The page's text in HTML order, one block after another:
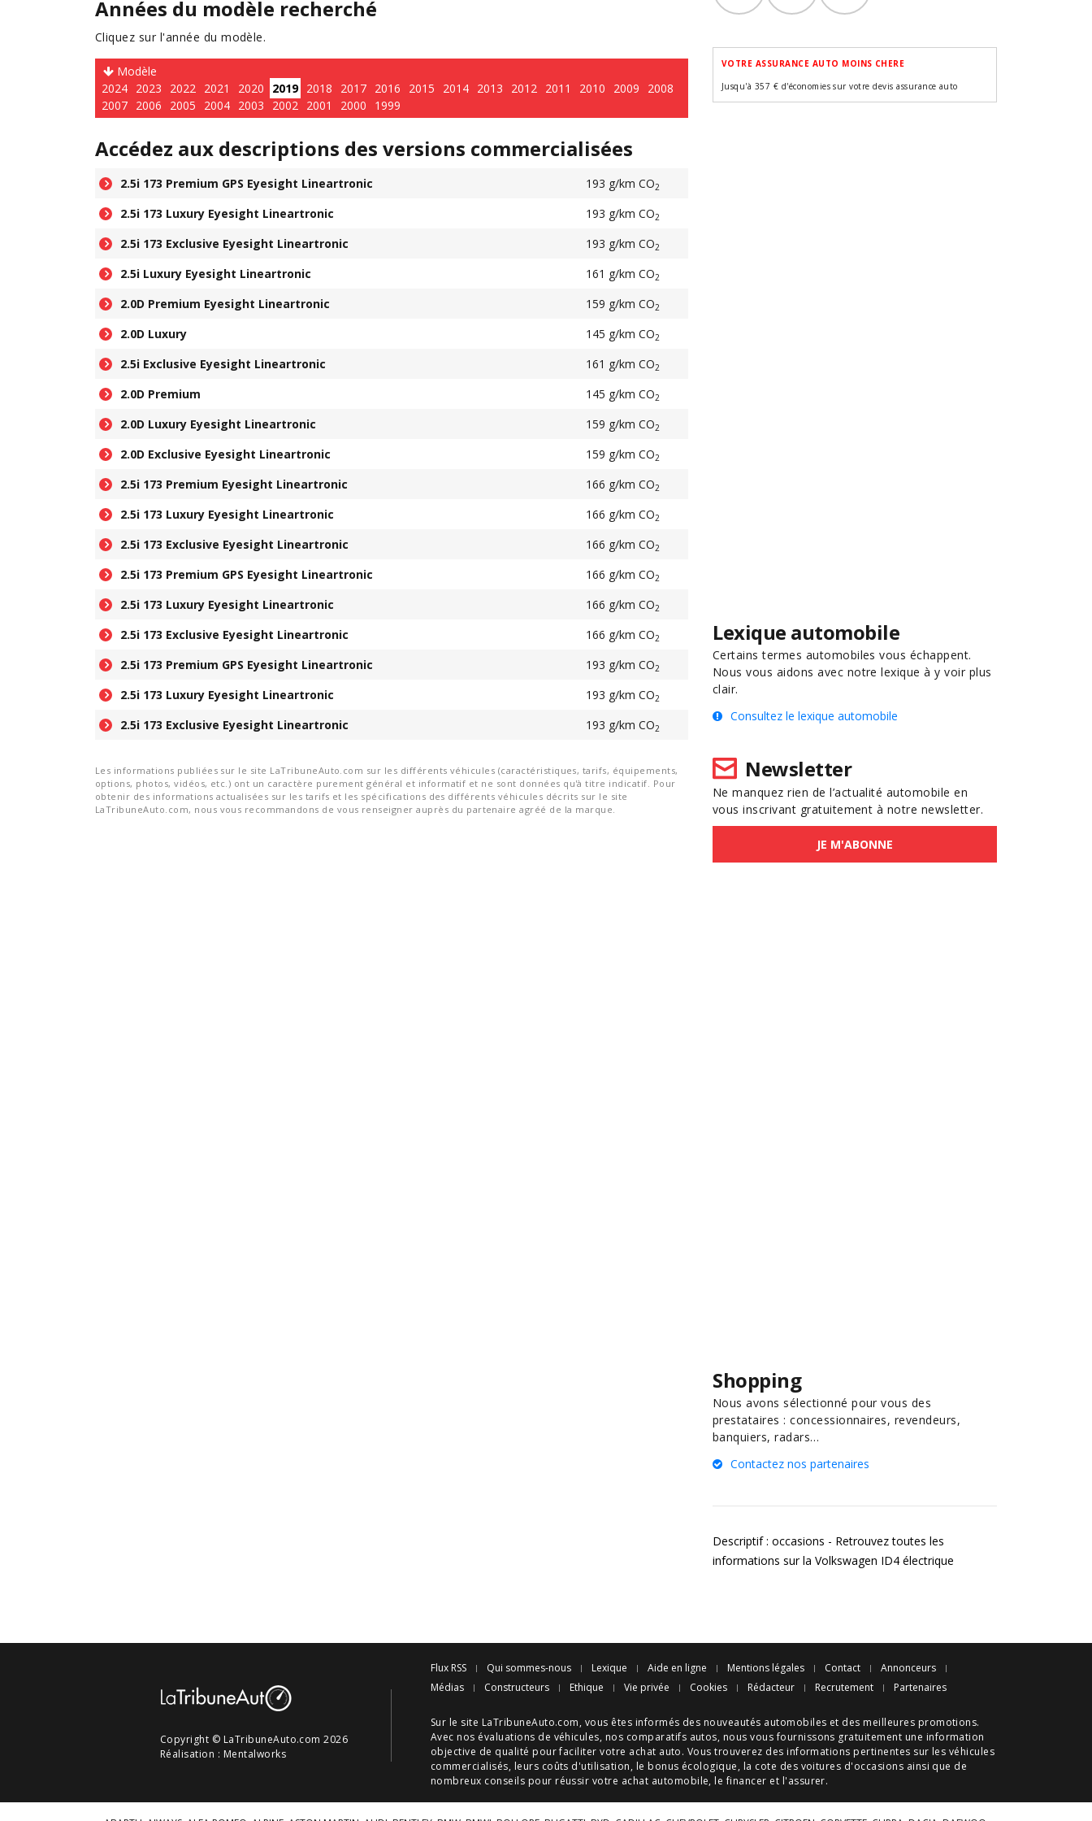
Années du modèle recherché
Cliquez sur l'année du modèle.
Modèle
2024 2023 2022 2021 2020 2019 2018 2017 2016 2015 2014 2013 2012 2011 2010 2009
2008
2007 2006 2005 2004 2003 2002 2001 2000 1999
Accédez aux descriptions des versions commercialisées
2.5i 173 Premium GPS Eyesight Lineartronic 193 g/km CO2
2.5i 173 Luxury Eyesight Lineartronic 193 g/km CO2
2.5i 173 Exclusive Eyesight Lineartronic 193 g/km CO2
2.5i Luxury Eyesight Lineartronic 161 g/km CO2
2.0D Premium Eyesight Lineartronic 159 g/km CO2
2.0D Luxury 145 g/km CO2
2.5i Exclusive Eyesight Lineartronic 161 g/km CO2
2.0D Premium 145 g/km CO2
2.0D Luxury Eyesight Lineartronic 159 g/km CO2
2.0D Exclusive Eyesight Lineartronic 159 g/km CO2
2.5i 173 Premium Eyesight Lineartronic 166 g/km CO2
2.5i 173 Luxury Eyesight Lineartronic 166 g/km CO2
2.5i 173 Exclusive Eyesight Lineartronic 166 g/km CO2
2.5i 173 Premium GPS Eyesight Lineartronic 166 g/km CO2
2.5i 173 Luxury Eyesight Lineartronic 166 g/km CO2
2.5i 173 Exclusive Eyesight Lineartronic 166 g/km CO2
2.5i 173 Premium GPS Eyesight Lineartronic 193 g/km CO2
2.5i 173 Luxury Eyesight Lineartronic 193 g/km CO2
2.5i 173 Exclusive Eyesight Lineartronic 193 g/km CO2
Les informations publiées sur le site LaTribuneAuto.com sur les différents véhicules (caractéristiques, tarifs, équipements,
options, photos, vidéos, etc.) ont un caractère purement général et informatif et ne sont données qu'à titre indicatif. Pour
obtenir des informations actualisées sur les tarifs et les spécifications des différents véhicules décrits sur le site
LaTribuneAuto.com, nous vous recommandons de vous renseigner auprès du partenaire agréé de la marque.
VOTRE ASSURANCE AUTO MOINS CHERE
Jusqu'à 357 € d'économies sur votre devis assurance auto
Lexique automobile
Certains termes automobiles vous échappent.
Nous vous aidons avec notre lexique à y voir plus
clair.
Consultez le lexique automobile
Newsletter
Ne manquez rien de l’actualité automobile en
vous inscrivant gratuitement à notre newsletter.
JE M'ABONNE
Shopping
Nous avons sélectionné pour vous des
prestataires : concessionnaires, revendeurs,
banquiers, radars…
Contactez nos partenaires
Descriptif : occasions - Retrouvez toutes les
informations sur la Volkswagen ID4 électrique
Copyright © LaTribuneAuto.com 2026
Réalisation : Mentalworks
Flux RSS Qui sommes-nous Lexique Aide en ligne Mentions légales Contact
Annonceurs
Médias
Constructeurs Ethique Vie privée Cookies Rédacteur Recrutement Partenaires
Sur le site LaTribuneAuto.com, vous êtes informés des nouveautés automobiles et des meilleures promotions.
Avec nos évaluations de véhicules, nos comparatifs autos, nous vous fournissons gratuitement une information
objective de qualité pour faciliter votre achat auto. Vous trouverez des informations pertinentes sur les véhicules
commercialisés, leurs coûts d'utilisation, le bonus écologique, la cote des voitures d'occasions ainsi que de
nombreux conseils pour réussir votre achat automobile, le financer et l'assurer.